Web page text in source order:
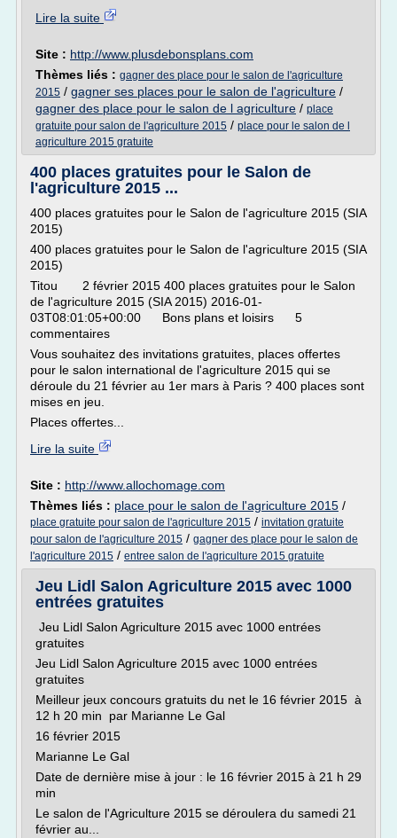
Lire la suite
Site : http://www.plusdebonsplans.com
Thèmes liés : gagner des place pour le salon de l'agriculture
2015 / gagner ses places pour le salon de l'agriculture /
gagner des place pour le salon de l agriculture / place
gratuite pour salon de l'agriculture 2015 / place pour le salon de l
agriculture 2015 gratuite
400 places gratuites pour le Salon de
l'agriculture 2015 ...
400 places gratuites pour le Salon de l'agriculture 2015 (SIA
2015)
400 places gratuites pour le Salon de l'agriculture 2015 (SIA
2015)
Titou 2 février 2015 400 places gratuites pour le Salon
de l'agriculture 2015 (SIA 2015) 2016-01-
03T08:01:05+00:00 Bons plans et loisirs 5
commentaires
Vous souhaitez des invitations gratuites, places offertes
pour le salon international de l'agriculture 2015 qui se
déroule du 21 février au 1er mars à Paris ? 400 places sont
mises en jeu.
Places offertes...
Lire la suite
Site : http://www.allochomage.com
Thèmes liés : place pour le salon de l'agriculture 2015 /
place gratuite pour salon de l'agriculture 2015 / invitation gratuite
pour salon de l'agriculture 2015 / gagner des place pour le salon de
l'agriculture 2015 / entree salon de l'agriculture 2015 gratuite
Jeu Lidl Salon Agriculture 2015 avec 1000
entrées gratuites
Jeu Lidl Salon Agriculture 2015 avec 1000 entrées
gratuites
Jeu Lidl Salon Agriculture 2015 avec 1000 entrées
gratuites
Meilleur jeux concours gratuits du net le 16 février 2015 à
12 h 20 min par Marianne Le Gal
16 février 2015
Marianne Le Gal
Date de dernière mise à jour : le 16 février 2015 à 21 h 29
min
Le salon de l'Agriculture 2015 se déroulera du samedi 21
février au...